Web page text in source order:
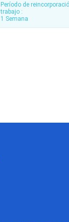
Período de
trabajo :
1 Semana